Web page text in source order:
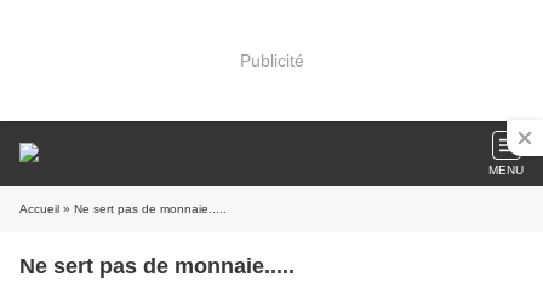
Publicité
MENU
Accueil » Ne sert pas de monnaie.....
Ne sert pas de monnaie.....